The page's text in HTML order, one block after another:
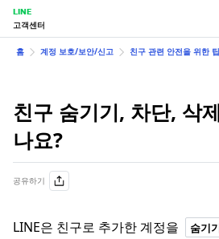
LINE
고객센터
홈 계정 보호/보안/신고 친구 관련 안전을 위한 팁
친구 숨기기, 차단, 삭
나요?
공유하기
LINE은 친구로 추가한 계정을 숨기